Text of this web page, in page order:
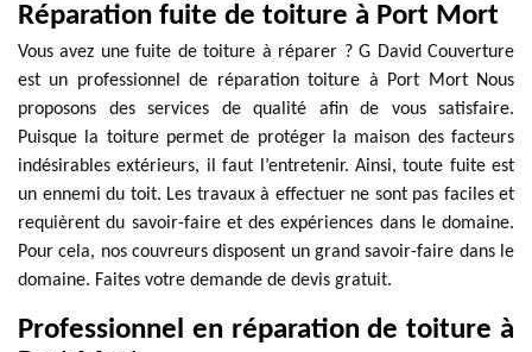
Réparation fuite de toiture à Port Mort
Vous avez une fuite de toiture à réparer ? G David Couverture
est un professionnel de réparation toiture à Port Mort Nous
proposons des services de qualité afin de vous satisfaire.
Puisque la toiture permet de protéger la maison des facteurs
indésirables extérieurs, il faut l’entretenir. Ainsi, toute fuite est
un ennemi du toit. Les travaux à effectuer ne sont pas faciles et
requièrent du savoir-faire et des expériences dans le domaine.
Pour cela, nos couvreurs disposent un grand savoir-faire dans le
domaine. Faites votre demande de devis gratuit.
Professionnel en réparation de toiture à